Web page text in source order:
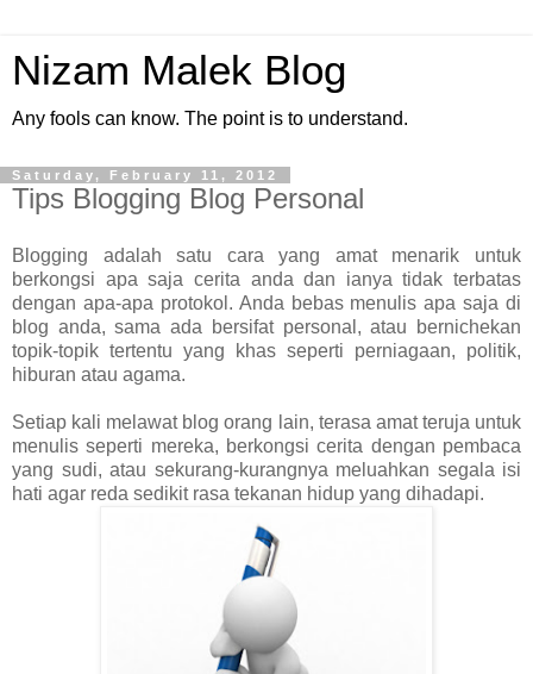
Nizam Malek Blog
Any fools can know. The point is to understand.
Saturday, February 11, 2012
Tips Blogging Blog Personal
Blogging adalah satu cara yang amat menarik untuk
berkongsi apa saja cerita anda dan ianya tidak terbatas
dengan apa-apa protokol. Anda bebas menulis apa saja di
blog anda, sama ada bersifat personal, atau bernichekan
topik-topik tertentu yang khas seperti perniagaan, politik,
hiburan atau agama.
Setiap kali melawat blog orang lain, terasa amat teruja untuk
menulis seperti mereka, berkongsi cerita dengan pembaca
yang sudi, atau sekurang-kurangnya meluahkan segala isi
hati agar reda sedikit rasa tekanan hidup yang dihadapi.